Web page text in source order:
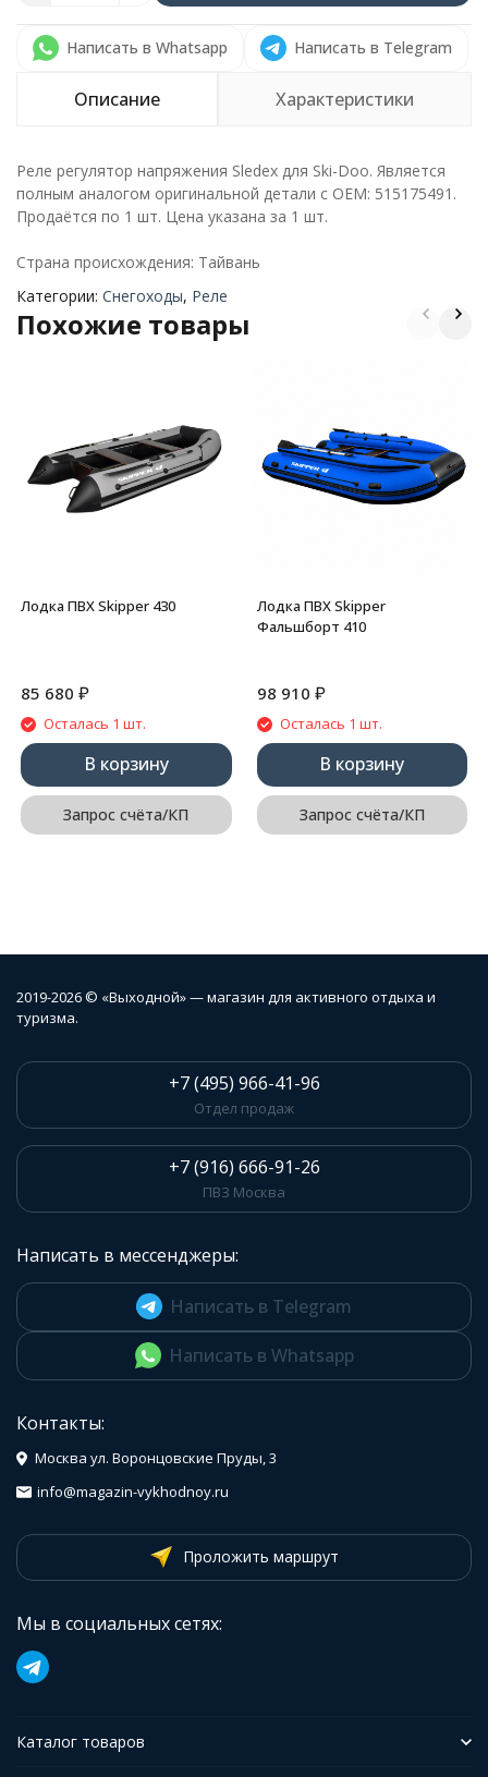
Написать в Whatsapp Написать в Telegram
Описание Характеристики
Реле регулятор напряжения Sledex для Ski-Doo. Является
полным аналогом оригинальной детали с ОЕМ: 515175491.
Продаётся по 1 шт. Цена указана за 1 шт.
Страна происхождения: Тайвань
Категории: Снегоходы, Реле
Похожие товары
Лодка ПВХ Skipper 430
85 680 ₽
Осталась 1 шт.
В корзину
Запрос счёта/КП
Лодка ПВХ Skipper
Фальшборт 410
98 910 ₽
Осталась 1 шт.
В корзину
Запрос счёта/КП
2019-2026 © «Выходной» — магазин для активного отдыха и
туризма.
+7 (495) 966-41-96
Отдел продаж
+7 (916) 666-91-26
ПВЗ Москва
Написать в мессенджеры:
Написать в Telegram
Написать в Whatsapp
Контакты:
Москва ул. Воронцовские Пруды, 3
info@magazin-vykhodnoy.ru
Проложить маршрут
Мы в социальных сетях:
Каталог товаров